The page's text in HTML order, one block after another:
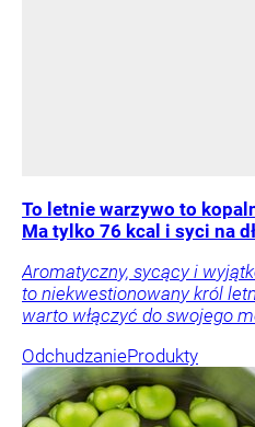
To letnie warzywo to
Ma tylko 76 kcal i syci na
Aromatyczny, sycący i
to niekwestionowany król
warto włączyć do swojego
OdchudzanieProdukty